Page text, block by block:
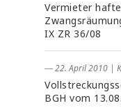
Vermieter
IX ZR 36/08
― 22. April 2010 |
BGH vom